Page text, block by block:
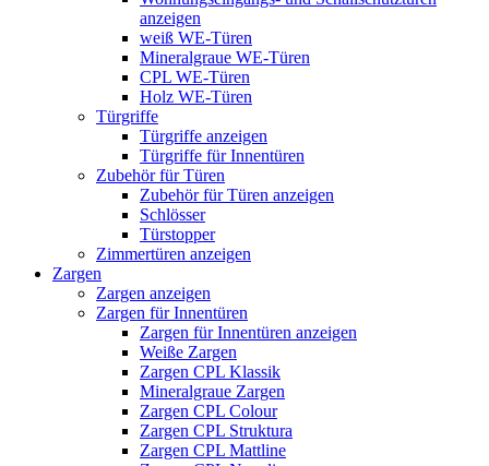
anzeigen
weiß WE-Türen
Mineralgraue WE-Türen
CPL WE-Türen
Holz WE-Türen
Türgriffe
Türgriffe anzeigen
Türgriffe für Innentüren
Zubehör für Türen
Zubehör für Türen anzeigen
Schlösser
Türstopper
Zimmertüren anzeigen
Zargen
Zargen anzeigen
Zargen für Innentüren
Zargen für Innentüren anzeigen
Weiße Zargen
Zargen CPL Klassik
Mineralgraue Zargen
Zargen CPL Colour
Zargen CPL Struktura
Zargen CPL Mattline